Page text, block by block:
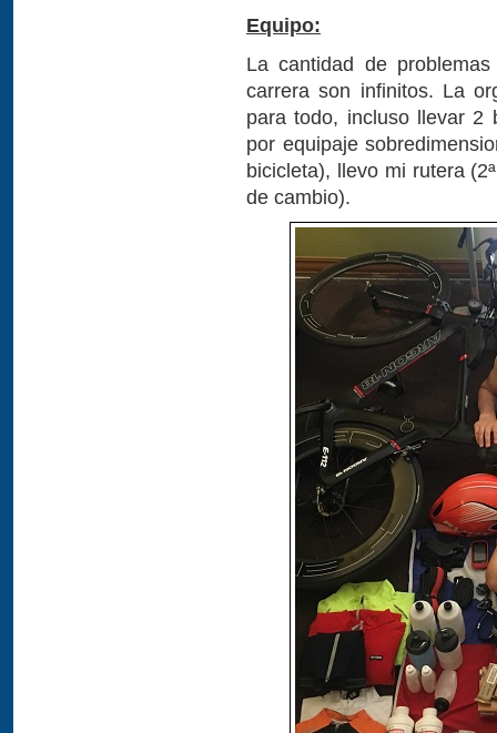
Equipo:
La cantidad de
carrera son infinitos. La
para todo, incluso llevar 2
por equipaje
bicicleta), llevo mi rutera
de cambio).